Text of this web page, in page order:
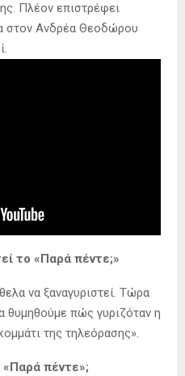
Πλέον επιστρέφει
στον Ανδρέα Θεοδώρου
το «Παρά πέντε;»
να ξαναγυριστεί. Τώρα
θυμηθούμε πώς γυριζόταν η
της τηλεόρασης».
πέντε»;